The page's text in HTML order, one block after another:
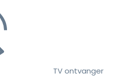
TV ontvanger